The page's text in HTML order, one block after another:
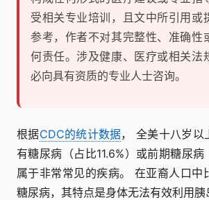
受相关专业培训，且文中所引用或
参考，作者不对其完整性、准确性
何责任。涉及健康、医疗或相关法
必向具有资质的专业人士咨询。
根据CDC的统计数据， 全美十八岁以
有糖尿病（占比11.6%）或前期糖尿病
属于非常常见的疾病。 在亚裔人口中
糖尿病，其特点是身体无法有效利用